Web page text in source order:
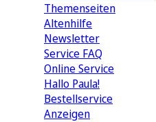
Themenseiten
Altenhilfe
Newsletter
Service FAQ
Online Service
Hallo Paula!
Bestellservice
Anzeigen